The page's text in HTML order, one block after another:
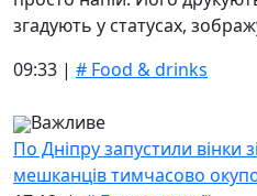
згадують у статусах,
09:33 | # Food & drinks
Важливе
По Дніпру запустили вінки
мешканців тимчасово